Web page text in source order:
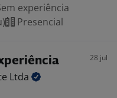
experiência
Presencial
28 jul
Ltda